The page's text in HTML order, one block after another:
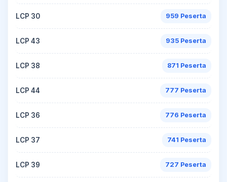
LCP 30 959 Peserta
LCP 43 935 Peserta
LCP 38 871 Peserta
LCP 44 777 Peserta
LCP 36 776 Peserta
LCP 37 741 Peserta
LCP 39 727 Peserta